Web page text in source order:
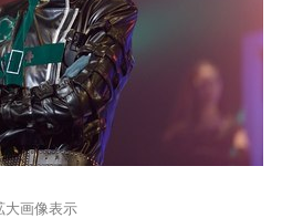
大画像表示